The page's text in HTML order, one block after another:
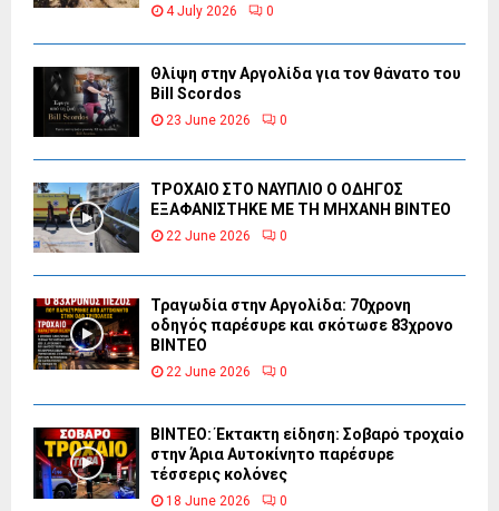
4 July 2026 0
Θλίψη στην Αργολίδα για τον θάνατο του
Bill Scordos
23 June 2026 0
ΤΡΟΧΑΙΟ ΣΤΟ ΝΑΥΠΛΙΟ Ο ΟΔΗΓΟΣ
ΕΞΑΦΑΝΙΣΤΗΚΕ ΜΕ ΤΗ ΜΗΧΑΝΗ ΒΙΝΤΕΟ
22 June 2026 0
Τραγωδία στην Αργολίδα: 70χρονη
οδηγός παρέσυρε και σκότωσε 83χρονο
ΒΙΝΤΕΟ
22 June 2026 0
ΒΙΝΤΕΟ: Έκτακτη είδηση: Σοβαρό τροχαίο
στην Άρια Αυτοκίνητο παρέσυρε
τέσσερις κολόνες
18 June 2026 0